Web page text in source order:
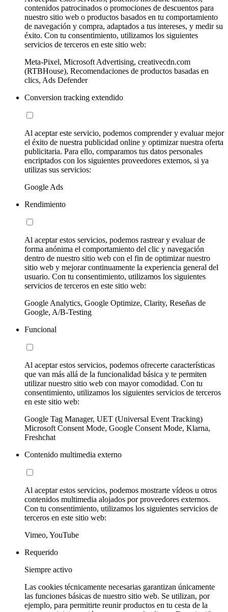
contenidos patrocinados o promociones de descuentos para
nuestro sitio web o productos basados en tu comportamiento
de navegación y compra, adaptados a tus intereses, y medir su
éxito. Con tu consentimiento, utilizamos los siguientes
servicios de terceros en este sitio web:
Meta-Pixel, Microsoft Advertising, creativecdn.com
(RTBHouse), Recomendaciones de productos basadas en
clics, Ads Defender
Conversion tracking extendido
Al aceptar este servicio, podemos comprender y evaluar mejor
el éxito de nuestra publicidad online y optimizar nuestra oferta
publicitaria. Para ello, comparamos tus datos personales
encriptados con los siguientes proveedores externos, si ya
utilizas sus servicios:
Google Ads
Rendimiento
Al aceptar estos servicios, podemos rastrear y evaluar de
forma anónima el comportamiento del clic y navegación
dentro de nuestro sitio web con el fin de optimizar nuestro
sitio web y mejorar continuamente la experiencia general del
usuario. Con tu consentimiento, utilizamos los siguientes
servicios de terceros en este sitio web:
Google Analytics, Google Optimize, Clarity, Reseñas de
Google, A/B-Testing
Funcional
Al aceptar estos servicios, podemos ofrecerte características
que van más allá de la funcionalidad básica y te permiten
utilizar nuestro sitio web con mayor comodidad. Con tu
consentimiento, utilizamos los siguientes servicios de terceros
en este sitio web:
Google Tag Manager, UET (Universal Event Tracking)
Microsoft Consent Mode, Google Consent Mode, Klarna,
Freshchat
Contenido multimedia externo
Al aceptar estos servicios, podemos mostrarte vídeos u otros
contenidos multimedia alojados por proveedores externos.
Con tu consentimiento, utilizamos los siguientes servicios de
terceros en este sitio web:
Vimeo, YouTube
Requerido
Siempre activo
Las cookies técnicamente necesarias garantizan únicamente
las funciones básicas de nuestro sitio web. Se utilizan, por
ejemplo, para permitirte reunir productos en tu cesta de la